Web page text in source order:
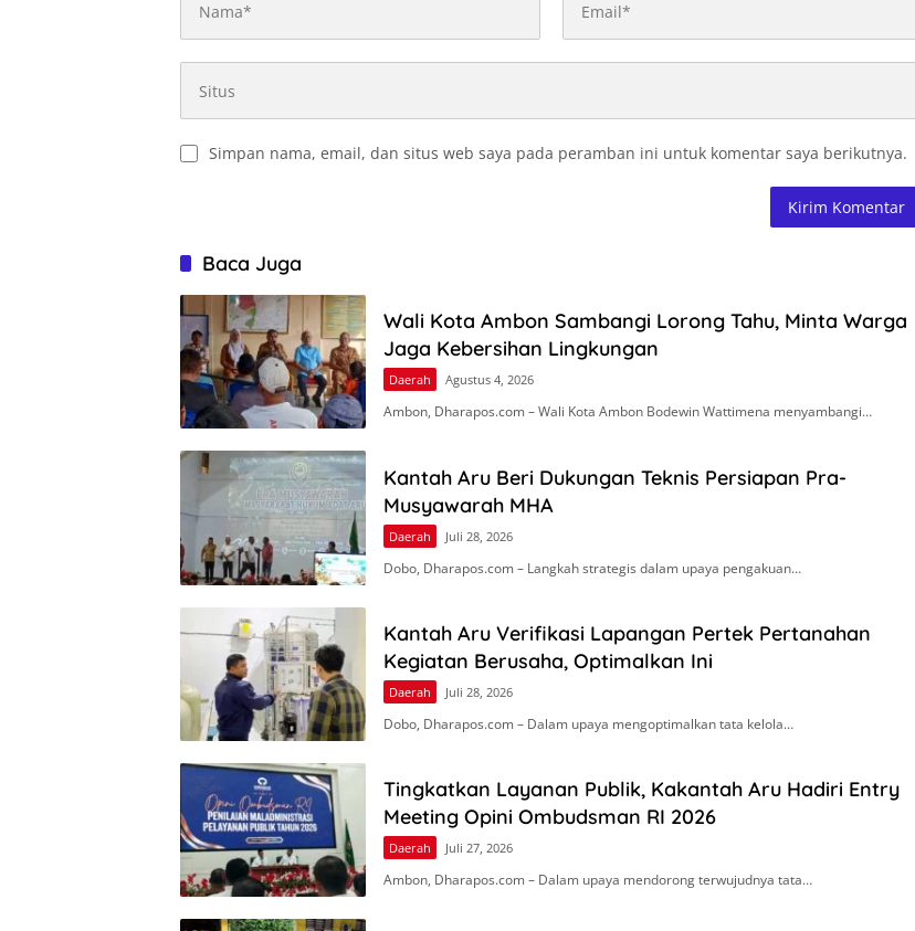
Simpan nama, email, dan situs web saya pada peramban ini untuk komentar saya berikutnya.
Baca Juga
Wali Kota Ambon Sambangi Lorong Tahu, Minta Warga
Jaga Kebersihan Lingkungan
Daerah Agustus 4, 2026
Ambon, Dharapos.com – Wali Kota Ambon Bodewin Wattimena menyambangi…
Kantah Aru Beri Dukungan Teknis Persiapan Pra-
Musyawarah MHA
Daerah Juli 28, 2026
Dobo, Dharapos.com – Langkah strategis dalam upaya pengakuan…
Kantah Aru Verifikasi Lapangan Pertek Pertanahan
Kegiatan Berusaha, Optimalkan Ini
Daerah Juli 28, 2026
Dobo, Dharapos.com – Dalam upaya mengoptimalkan tata kelola…
Tingkatkan Layanan Publik, Kakantah Aru Hadiri Entry
Meeting Opini Ombudsman RI 2026
Daerah Juli 27, 2026
Ambon, Dharapos.com – Dalam upaya mendorong terwujudnya tata…